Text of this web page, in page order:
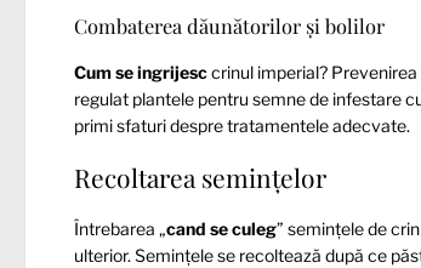
Combaterea dăunătorilor și bolilor
Cum se ingrijesccrinul imperial?
regulat plantele pentru semne de infestare
primi sfaturi despre tratamentele adecvate.
Recoltarea semințelor
Întrebarea „cand se culeg” semințele de
ulterior. Semințele se recoltează după ce